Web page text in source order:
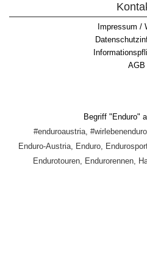
Impressum /
AGB
Begriff "Enduro"
#enduroaustria,
Enduro-Austria, Enduro,
Endurotouren, Endurorennen,